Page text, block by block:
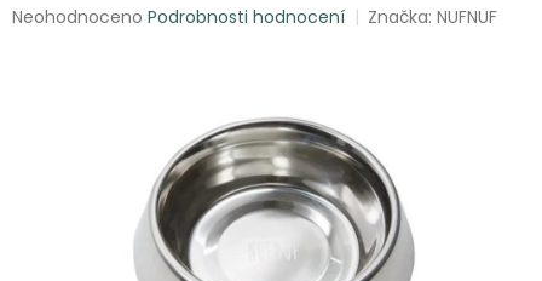
Průměrné
Neohodnoceno Podrobnosti hodnocení Značka:NUFNUF